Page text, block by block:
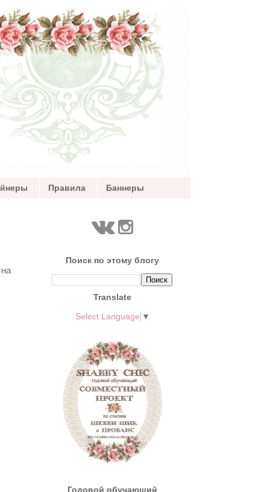
Правила Баннеры
Поиск по этому блогу
Translate
Select Language ▼
Годовой обучающий